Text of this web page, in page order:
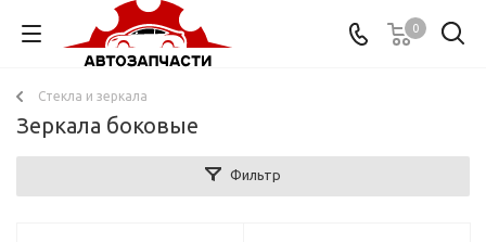
0
Стекла и зеркала
Зеркала боковые
Фильтр